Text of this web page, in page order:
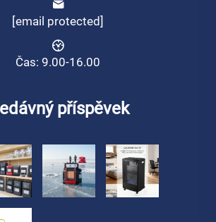
[email protected]
Čas: 9.00-16.00
příspěvek